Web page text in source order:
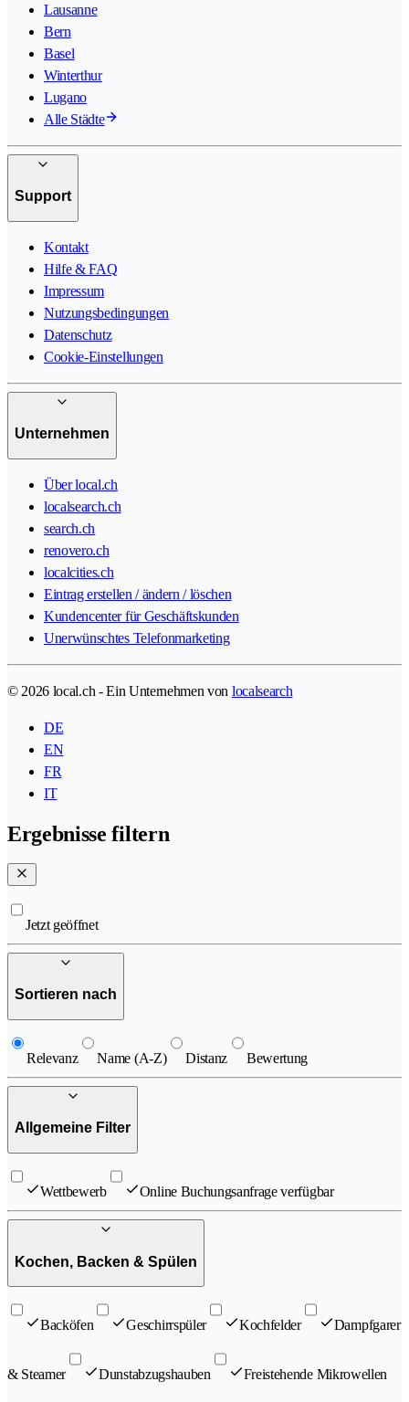
Lausanne
Bern
Basel
Winterthur
Lugano
Alle Städte
Support
Kontakt
Hilfe & FAQ
Impressum
Nutzungsbedingungen
Datenschutz
Cookie-Einstellungen
Unternehmen
Über local.ch
localsearch.ch
search.ch
renovero.ch
localcities.ch
Eintrag erstellen / ändern / löschen
Kundencenter für Geschäftskunden
Unerwünschtes Telefonmarketing
© 2026 local.ch - Ein Unternehmen von localsearch
DE
EN
FR
IT
Ergebnisse filtern
Jetzt geöffnet
Sortieren nach
Relevanz Name (A-Z) Distanz Bewertung
Allgemeine Filter
Wettbewerb Online Buchungsanfrage verfügbar
Kochen, Backen & Spülen
Backöfen Geschirrspüler Kochfelder Dampfgarer
& Steamer Dunstabzugshauben Freistehende Mikrowellen